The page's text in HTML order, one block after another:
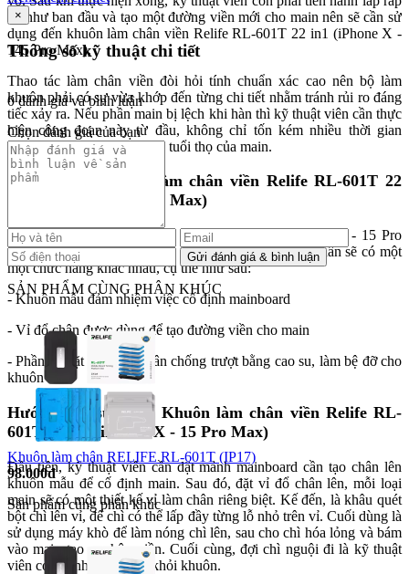
lại như ban đầu và tạo một đường viền mới cho main nên sẽ cần sử
dụng đến khuôn làm chân viền Relife RL-601T 22 in1 (iPhone X -
145 Pro Max).
Thao tác làm chân viền đòi hỏi tính chuẩn xác cao nên bộ làm
khuôn phải có sự vừa khớp đến từng chi tiết nhằm tránh rủi ro đáng
tiếc xảy ra. Nếu phần main bị lệch khi hàn thì kỹ thuật viên cần thực
hiện công đoạn này từ đầu, không chỉ tốn kém nhiều thời gian
hơn mà còn gây ảnh hưởng tuổi thọ của main.
Cấu tạo của khuôn làm chân viền Relife RL-601T 22
in1 (iPhone X - 15 Pro Max)
Khuôn làm chân viền Relife RL-601T 22 in1 (iPhone X - 15 Pro
Max) gồm khuôn mẫu, vỉ đổ chân và phần đế. Mỗi phần sẽ có một
một chức năng khác nhau, cụ thể như sau:
- Khuôn mẫu đảm nhiệm việc cố định mainboard
- Vỉ đổ chân được dùng để tạo đường viền cho main
- Phần đế đặt tích hợp chân chống trượt bằng cao su, làm bệ đỡ cho
khuôn mẫu
Hướng dẫn sử dụng Khuôn làm chân viền Relife RL-
601T 22 in1 (iPhone X - 15 Pro Max)
Đầu tiên, kỹ thuật viên cần đặt mảnh mainboard cần tạo chân lên
khuôn mẫu để cố định main. Sau đó, đặt vỉ đổ chân lên, mỗi loại
main sẽ có một thiết kế vỉ làm chân riêng biệt. Kế đến, là khâu quét
bột chì lên vỉ, để chì có thể lấp đầy từng lỗ nhỏ trên vỉ. Cuối dùng là
sử dụng máy khò để làm nóng chì lên, sau cho chì hóa lỏng và bám
vào main tạo ra chân viền. Cuối cùng, đợi chì nguội đi là kỹ thuật
viên có thể nhấc main ra khỏi khuôn.
×
Thông số kỹ thuật chi tiết
0 đánh giá và bình luận
Chọn đánh giá của bạn
SẢN PHẨM CÙNG PHÂN KHÚC
Khuôn làm chân RELIFE RL-601T (IP17)
98.000đ
Sản phẩm cùng phân khúc